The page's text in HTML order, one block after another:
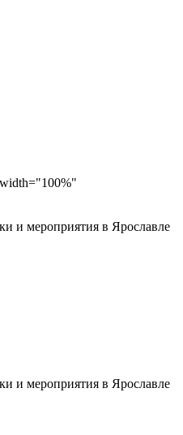
и мероприятия в Ярославле
и мероприятия в Ярославле